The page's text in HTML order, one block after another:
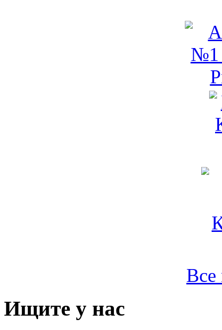
Все
Ищите у нас